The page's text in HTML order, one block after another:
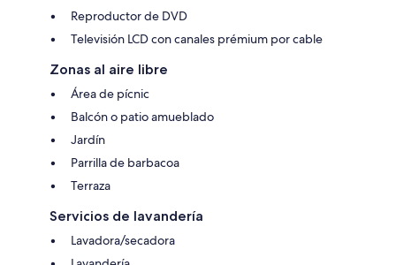
Reproductor de DVD
Televisión LCD con canales prémium por cable
Zonas al aire libre
Área de pícnic
Balcón o patio amueblado
Jardín
Parrilla de barbacoa
Terraza
Servicios de lavandería
Lavadora/secadora